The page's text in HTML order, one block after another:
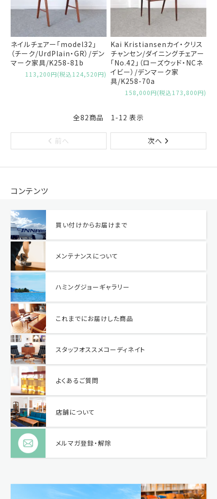
ネイルチェアー「model32」
（チーク/UrdPlain・GR）/デン
マーク家具/K258-81b
113,200円(税込124,520円)
Kai Kristiansenカイ・クリス
チャンセン/ダイニングチェアー
「No.42」（ローズウッド・NCネ
イビー）/デンマーク家
具/K258-70a
158,000円(税込173,800円)
全82商品 1-12 表示
前へ 次へ
コンテンツ
買い付けからお届けまで
メンテナンスについて
ハミングジョーギャラリー
これまでにお届けした商品
スタッフオススメコーディネイト
よくあるご質問
店舗について
メルマガ登録・解除